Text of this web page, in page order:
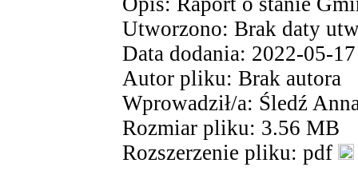
Utworzono: Brak daty
Data dodania: 2022-05-
Autor pliku: Brak autora
Wprowadził/a: Śledź
Rozmiar pliku: 3.56 MB
Rozszerzenie pliku: pdf